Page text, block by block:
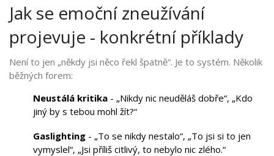
Jak se emoční zneužívání
projevuje - konkrétní příklady
Není to jen „někdy jsi něco řekl špatně“. Je to systém. Několik
běžných forem:
Neustálá kritika - „Nikdy nic neuděláš dobře“, „Kdo
jiný by s tebou mohl žít?“
Gaslighting - „To se nikdy nestalo“, „To jsi si to jen
vymyslel“, „Jsi příliš citlivý, to nebylo nic zlého.“